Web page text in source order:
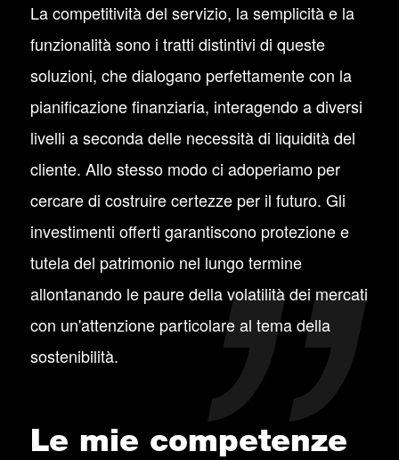
La competitività del servizio, la semplicità e la
funzionalità sono i tratti distintivi di queste
soluzioni, che dialogano perfettamente con la
pianificazione finanziaria, interagendo a diversi
livelli a seconda delle necessità di liquidità del
cliente. Allo stesso modo ci adoperiamo per
cercare di costruire certezze per il futuro. Gli
investimenti offerti garantiscono protezione e
tutela del patrimonio nel lungo termine
allontanando le paure della volatilità dei mercati
con un'attenzione particolare al tema della
sostenibilità.
Le mie competenze